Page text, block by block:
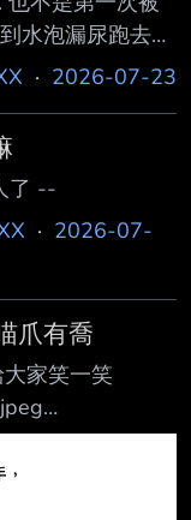
水泡漏尿跑去看
· 2026-07-23
了 --
· 2026-07-
爪有喬
家笑一笑
喵五告雖 出